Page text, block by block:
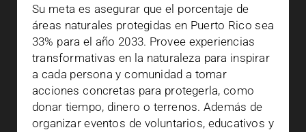
Su meta es asegurar que el porcentaje de
áreas naturales protegidas en Puerto Rico sea
33% para el año 2033. Provee experiencias
transformativas en la naturaleza para inspirar
a cada persona y comunidad a tomar
acciones concretas para protegerla, como
donar tiempo, dinero o terrenos. Además de
organizar eventos de voluntarios, educativos y